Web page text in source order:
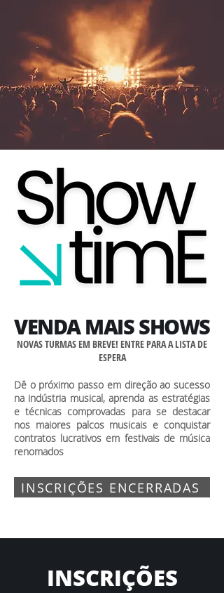
VENDA MAIS SHOWS
NOVAS TURMAS EM BREVE! ENTRE PARA A LISTA DE
ESPERA
Dê o próximo passo em direção ao sucesso
na indústria musical, aprenda as estratégias
e técnicas comprovadas para se destacar
nos maiores palcos musicais e conquistar
contratos lucrativos em festivais de música
renomados
INSCRIÇÕES ENCERRADAS
INSCRIÇÕES